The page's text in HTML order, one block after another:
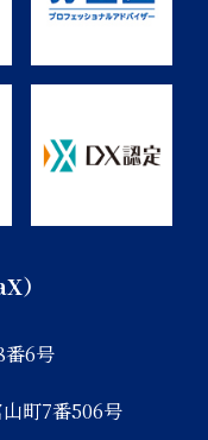
）
番6号
町7番506号